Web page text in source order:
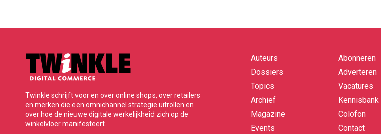
Twinkle schrijft voor en over online shops, over retailers
en merken die een omnichannel strategie uitrollen en
over hoe de nieuwe digitale werkelijkheid zich op de
winkelvloer manifesteert.
Quick
links
Auteurs
Dossiers
Topics
Archief
Magazine
Events
Abonneren
Adverteren
Vacatures
Kennisbank
Colofon
Contact